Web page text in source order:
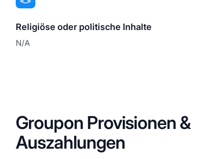
Religiöse oder politische Inhalte
N/A
Groupon Provisionen &
Auszahlungen